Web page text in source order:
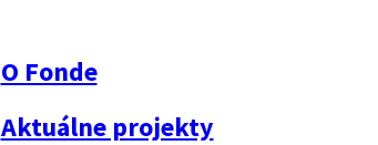
O Fonde
Aktuálne projekty